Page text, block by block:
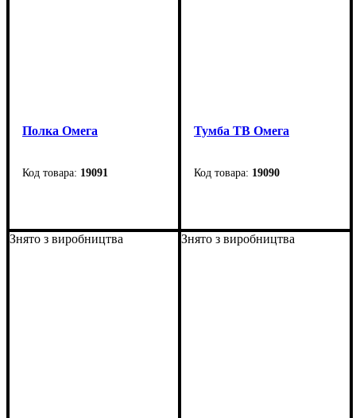
Полка Омега
19091
Высота: 25 см
Глубина: 25 см
Тумба ТВ Омега
19090
Высота: 42,4 см
Глубина: 47,6 см
Знято з виробництва Знято з виробництва